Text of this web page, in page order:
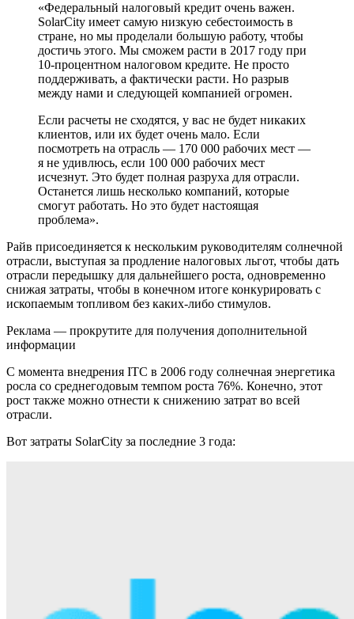
«Федеральный налоговый кредит очень важен.
SolarCity имеет самую низкую себестоимость в
стране, но мы проделали большую работу, чтобы
достичь этого. Мы сможем расти в 2017 году при
10-процентном налоговом кредите. Не просто
поддерживать, а фактически расти. Но разрыв
между нами и следующей компанией огромен.
Если расчеты не сходятся, у вас не будет никаких
клиентов, или их будет очень мало. Если
посмотреть на отрасль — 170 000 рабочих мест —
я не удивлюсь, если 100 000 рабочих мест
исчезнут. Это будет полная разруха для отрасли.
Останется лишь несколько компаний, которые
смогут работать. Но это будет настоящая
проблема».
Райв присоединяется к нескольким руководителям солнечной
отрасли, выступая за продление налоговых льгот, чтобы дать
отрасли передышку для дальнейшего роста, одновременно
снижая затраты, чтобы в конечном итоге конкурировать с
ископаемым топливом без каких-либо стимулов.
Реклама — прокрутите для получения дополнительной
информации
С момента внедрения ITC в 2006 году солнечная энергетика
росла со среднегодовым темпом роста 76%. Конечно, этот
рост также можно отнести к снижению затрат во всей
отрасли.
Вот затраты SolarCity за последние 3 года: